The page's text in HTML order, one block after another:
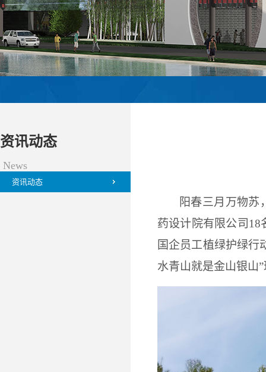
资讯动态
News
资讯动态
阳春三月万物苏
药设计院有限公司 18
国企员工植绿护绿行
水青山就是金山银山